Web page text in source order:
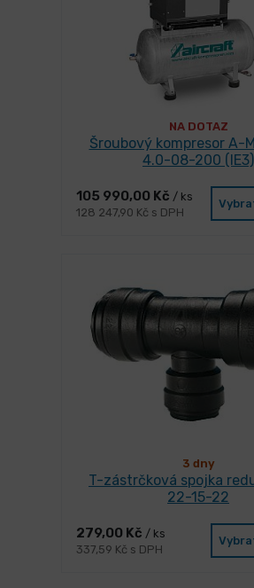
NA DOTAZ
Šroubový kompresor A-
4.0-08-200 (IE3)
105 990,00 Kč / ks
128 247,90 Kč s DPH
3 dny
T-zástrčková spojka
22-15-22
279,00 Kč / ks
337,59 Kč s DPH